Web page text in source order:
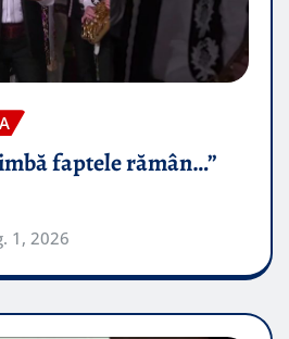
faptele rămân…”
1, 2026